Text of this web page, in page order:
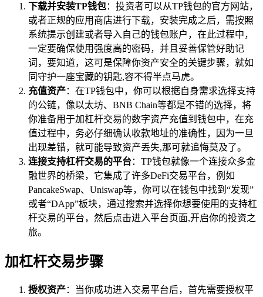
下载并安装TP钱包：投资者可以从TP钱包的官方网站，
或者正规的应用商店进行下载，安装完成之后，需按照
系统提示创建或者导入自己的钱包账户，在此过程中，
一定要确保使用强度高的密码，并且妥善保管好助记
词，要知道，这可是保障你资产安全的关键步骤，就如
同守护一座宝藏的钥匙,容不得半点马虎。
充值资产：在TP钱包中，你可以根据自身需求选择支持
的公链，像以太坊、BNB Chain等都是不错的选择，将
你准备用于加杠杆交易的数字资产充值到钱包中，在充
值过程中，务必仔细确认收款地址的准确性，因为一旦
出现差错，就可能导致资产丢失,那可就追悔莫及了。
连接支持杠杆交易的平台：TP钱包就像一个连接众多金
融世界的桥梁，它集成了许多DeFi交易平台，例如
PancakeSwap、Uniswap等，你可以在钱包中找到“发现”
或者“DApp”板块，通过搜索并选择你想要使用的支持杠
杆交易的平台，然后点击进入平台页面,开启你的投资之
旅。
加杠杆交易步骤
授权资产：当你成功进入交易平台后，首先需要授权平